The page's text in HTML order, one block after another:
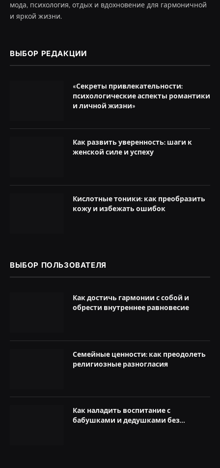
мода, психология, отдых и вдохновение для гармоничной
и яркой жизни.
ВЫБОР РЕДАКЦИИ
«Секреты привлекательности:
психологические аспекты романтики
и личной жизни»
Как развить уверенность: шаги к
женской силе и успеху
Кислотные тоники: как преобразить
кожу и избежать ошибок
ВЫБОР ПОЛЬЗОВАТЕЛЯ
Как достичь гармонии с собой и
обрести внутреннее равновесие
Семейные ценности: как преодолеть
религиозные разногласия
Как наладить воспитание с
бабушками и дедушками без